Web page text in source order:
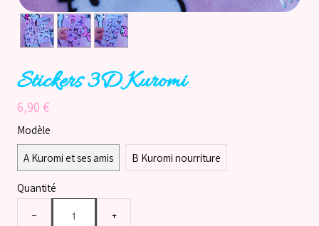
Stickers 3D Kuromi
6,90 €
Modèle
A Kuromi et ses amis
B Kuromi nourriture
Quantité
− +